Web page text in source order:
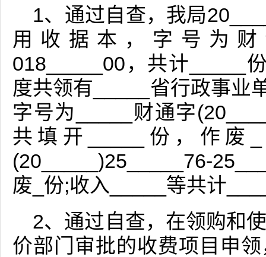
1、通过自查，我局
用收据本，字号为财
018_____00，共计_____
度共领有_____省行政事业
字号为_____财通字
共填开_____份，作废
(20_____)25_____76-
废_份;收入_____等共计
2、通过自查，在领购和
价部门审批的收费项目申